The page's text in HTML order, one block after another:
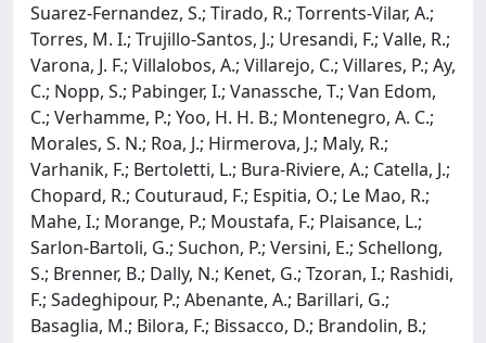
Suarez-Fernandez, S.; Tirado, R.; Torrents-Vilar, A.;
Torres, M. I.; Trujillo-Santos, J.; Uresandi, F.; Valle, R.;
Varona, J. F.; Villalobos, A.; Villarejo, C.; Villares, P.; Ay,
C.; Nopp, S.; Pabinger, I.; Vanassche, T.; Van Edom,
C.; Verhamme, P.; Yoo, H. H. B.; Montenegro, A. C.;
Morales, S. N.; Roa, J.; Hirmerova, J.; Maly, R.;
Varhanik, F.; Bertoletti, L.; Bura-Riviere, A.; Catella, J.;
Chopard, R.; Couturaud, F.; Espitia, O.; Le Mao, R.;
Mahe, I.; Morange, P.; Moustafa, F.; Plaisance, L.;
Sarlon-Bartoli, G.; Suchon, P.; Versini, E.; Schellong,
S.; Brenner, B.; Dally, N.; Kenet, G.; Tzoran, I.; Rashidi,
F.; Sadeghipour, P.; Abenante, A.; Barillari, G.;
Basaglia, M.; Bilora, F.; Bissacco, D.; Brandolin, B.;